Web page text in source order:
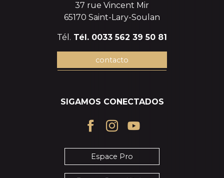
37 rue Vincent Mir
65170 Saint-Lary-Soulan
Tél. Tél. 0033 562 39 50 81
contacto
SIGAMOS CONECTADOS
Espace Pro